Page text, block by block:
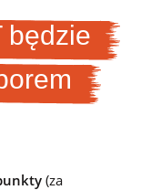
będzie
(za